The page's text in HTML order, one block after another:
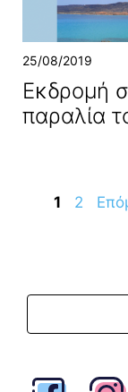
25/08/2019
Εκδρομή
παραλία
Σελίδα
1 Σελίδα
2